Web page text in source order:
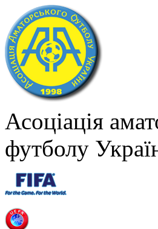
Асоціація
футболу